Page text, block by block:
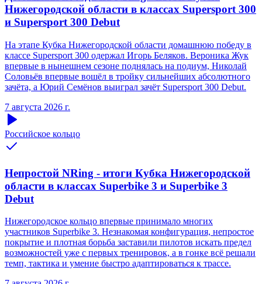
Нижегородской области в классах Supersport 300
и Supersport 300 Debut
На этапе Кубка Нижегородской области домашнюю победу в
классе Supersport 300 одержал Игорь Беляков. Вероника Жук
впервые в нынешнем сезоне поднялась на подиум, Николай
Соловьёв впервые вошёл в тройку сильнейших абсолютного
зачёта, а Юрий Семёнов выиграл зачёт Supersport 300 Debut.
7 августа 2026 г.
Российское кольцо
Непростой NRing - итоги Кубка Нижегородской
области в классах Superbike 3 и Superbike 3
Debut
Нижегородское кольцо впервые принимало многих
участников Superbike 3. Незнакомая конфигурация, непростое
покрытие и плотная борьба заставили пилотов искать предел
возможностей уже с первых тренировок, а в гонке всё решали
темп, тактика и умение быстро адаптироваться к трассе.